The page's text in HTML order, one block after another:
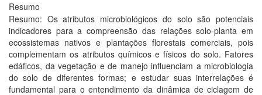
Resumo
Resumo: Os atributos microbiológicos do solo são potenciais
indicadores para a compreensão das relações solo-planta em
ecossistemas nativos e plantações florestais comerciais, pois
complementam os atributos químicos e físicos do solo. Fatores
edáficos, da vegetação e de manejo influenciam a microbiologia
do solo de diferentes formas; e estudar suas interrelações é
fundamental para o entendimento da dinâmica de ciclagem de